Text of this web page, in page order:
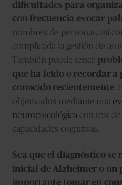
dificultades para
con frecuencia evocar
nombres de personas, así
complicada la gestión de
También puede tener
que ha leído o recordar a
conocido recientemente.
objetivados mediante una
neuropsicológica con test
capacidades cognitivas.
Sea que el diagnóstico se
inicial de Alzheimer o un
importante tomar en